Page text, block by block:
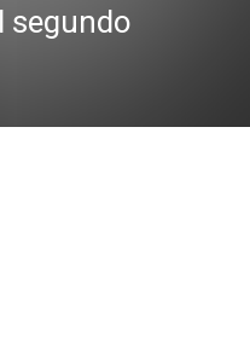
segundo